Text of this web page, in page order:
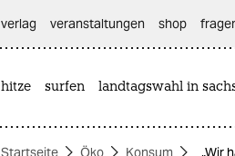
verlag
veranstaltungen shop
hitze surfen landtagswahl in
Startseite Öko Konsum „Wir